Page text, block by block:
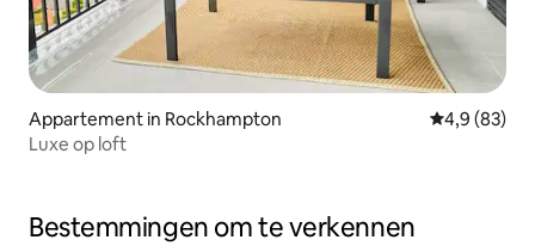
Appartement in Rockhampton Gemiddelde
4,9 (83)
Luxe op loft
Bestemmingen om te verkennen